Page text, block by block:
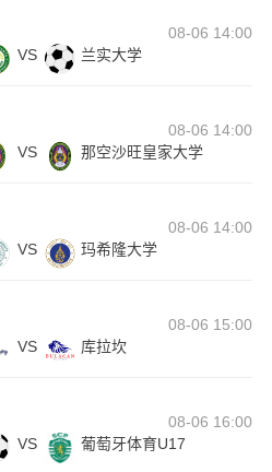
08-06 14:00
VS 兰实大学
08-06 14:00
VS 那空沙旺皇家大学
08-06 14:00
VS 玛希隆大学
08-06 15:00
VS 库拉坎
08-06 16:00
VS 葡萄牙体育U17